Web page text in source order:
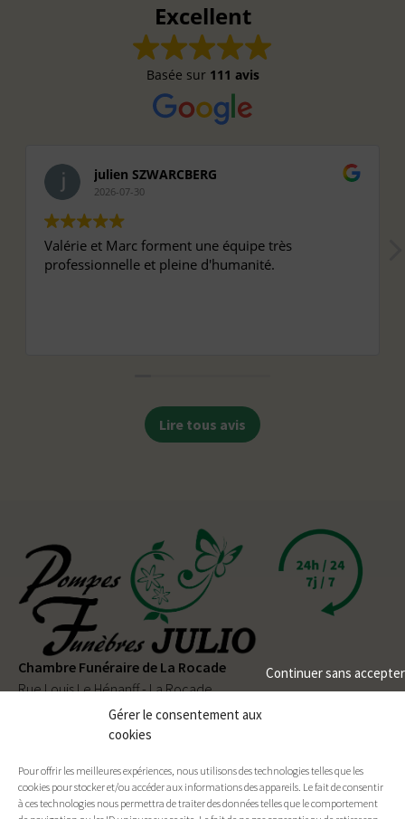
Gérer le consentement aux
cookies
Pour offrir les meilleures expériences, nous utilisons des technologies telles que les
cookies pour stocker et/ou accéder aux informations des appareils. Le fait de consentir
à ces technologies nous permettra de traiter des données telles que le comportement
Continuer sans accepter
Excellent
Basée sur 111 avis
julien SZWARCBERG
2026-07-30
Valérie et Marc forment une équipe très
professionnelle et pleine d'humanité.
Lire tous avis
Chambre Funéraire de La Rocade
Rue Louis Le Hénanff - La Rocade
56330 PLUVIGNER
02 97 50 90 80
Permanence téléphonique24h/24et7j/7